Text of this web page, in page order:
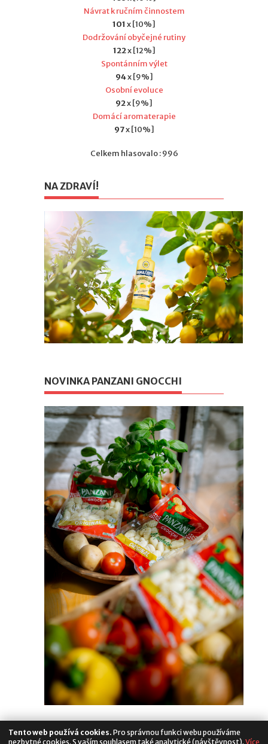
Návrat k ručním činnostem
101 x [10%]
Dodržování obyčejné rutiny
122x [12%]
Spontánním výlet
94x [9%]
Osobní evoluce
92x [9%]
Domácí aromaterapie
97x [10%]
Celkem hlasovalo : 996
NA ZDRAVÍ!
NOVINKA PANZANI GNOCCHI
Tento web používá cookies. Pro správnou funkci webu používáme
nezbytné cookies. S vaším souhlasem také analytické (návštěvnost). Více